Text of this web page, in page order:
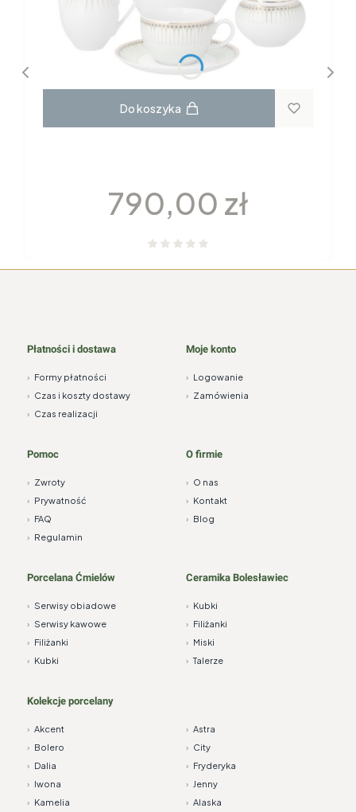
Do koszyka
Cena
790,00 zł
Płatności i dostawa
› Formy płatności
› Czas i koszty dostawy
› Czas realizacji
Moje konto
› Logowanie
› Zamówienia
Pomoc
› Zwroty
› Prywatność
› FAQ
› Regulamin
O firmie
› O nas
› Kontakt
› Blog
Porcelana Ćmielów
› Serwisy obiadowe
› Serwisy kawowe
› Filiżanki
› Kubki
Ceramika Bolesławiec
› Kubki
› Filiżanki
› Miski
› Talerze
Kolekcje porcelany
› Akcent › Astra
› Bolero › City
› Dalia › Fryderyka
› Iwona › Jenny
› Kamelia › Alaska